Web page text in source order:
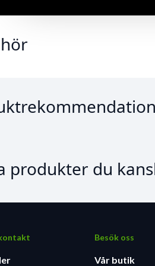
produkter du
Besök oss
Vår butik